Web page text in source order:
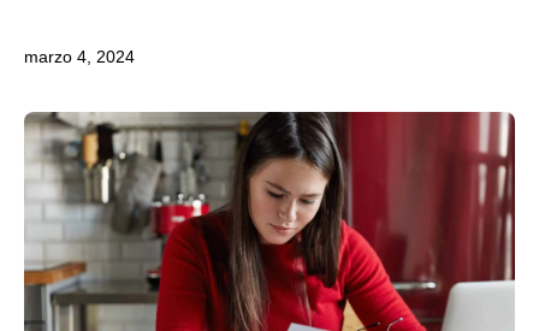
marzo 4, 2024